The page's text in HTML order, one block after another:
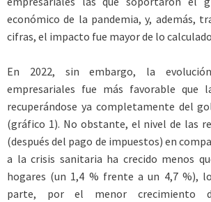
económico de la pandemia, y, además,
cifras, el impacto fue mayor de lo
En 2022, sin embargo, la
empresariales fue más favorable que
recuperándose ya completamente del
(gráfico 1). No obstante, el nivel de las
(después del pago de impuestos) en
a la crisis sanitaria ha crecido menos
hogares (un 1,4 % frente a un 4,7 %),
parte, por el menor crecimiento